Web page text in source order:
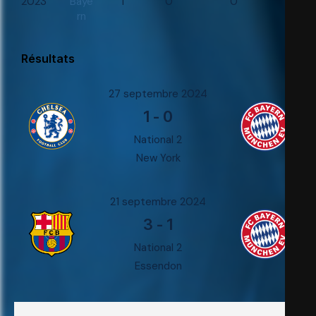
rn
Résultats
27 septembre 2024
1 - 0
National 2
New York
21 septembre 2024
3 - 1
National 2
Essendon